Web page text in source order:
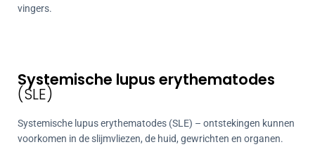
vingers.
Systemische lupus erythematodes
(SLE)
Systemische lupus erythematodes (SLE) – ontstekingen kunnen
voorkomen in de slijmvliezen, de huid, gewrichten en organen.